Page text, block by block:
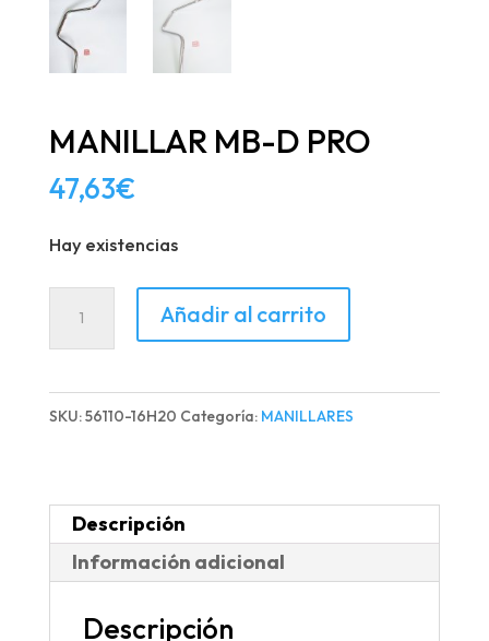
MANILLAR MB-D PRO
47,63€
Hay existencias
PRO
Añadir al carrito
SKU:56110-16H20 Categoría: MANILLARES
Descripción
Información adicional
Descripción